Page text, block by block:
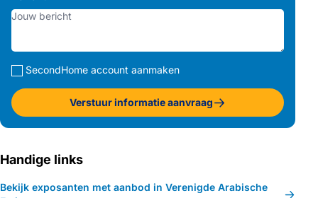
SecondHome account aanmaken
Verstuur informatie aanvraag
Handige links
Bekijk exposanten met aanbod in Verenigde Arabische